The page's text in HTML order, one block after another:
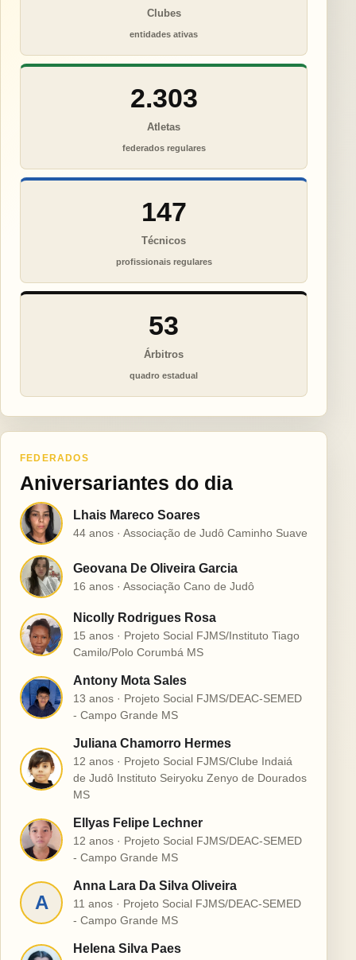
Clubes
entidades ativas
2.303
Atletas
federados regulares
147
Técnicos
profissionais regulares
53
Árbitros
quadro estadual
FEDERADOS
Aniversariantes do dia
L Lhais Mareco Soares
44 anos · Associação de Judô Caminho Suave
G Geovana De Oliveira Garcia
16 anos · Associação Cano de Judô
N
Nicolly Rodrigues Rosa
15 anos · Projeto Social FJMS/Instituto Tiago
Camilo/Polo Corumbá MS
A
Antony Mota Sales
13 anos · Projeto Social FJMS/DEAC-SEMED
- Campo Grande MS
J
Juliana Chamorro Hermes
12 anos · Projeto Social FJMS/Clube Indaiá
de Judô Instituto Seiryoku Zenyo de Dourados
MS
E
Ellyas Felipe Lechner
12 anos · Projeto Social FJMS/DEAC-SEMED
- Campo Grande MS
A
Anna Lara Da Silva Oliveira
11 anos · Projeto Social FJMS/DEAC-SEMED
- Campo Grande MS
Helena Silva Paes